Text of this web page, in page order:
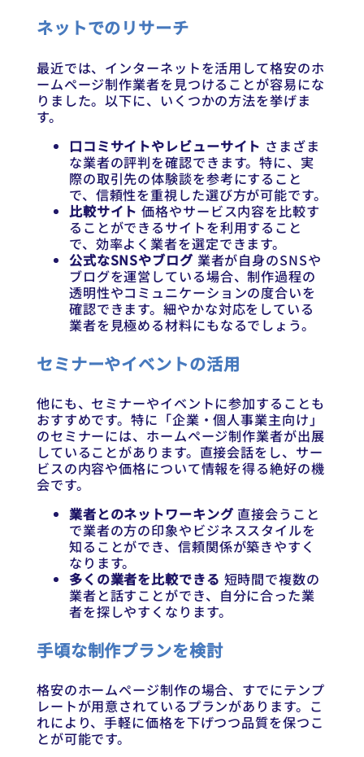
ネットでのリサーチ
最近では、インターネットを活用して格安のホ
ームページ制作業者を見つけることが容易にな
りました。以下に、いくつかの方法を挙げま
す。
口コミサイトやレビューサイト さまざま
な業者の評判を確認できます。特に、実
際の取引先の体験談を参考にすること
で、信頼性を重視した選び方が可能です。
比較サイト 価格やサービス内容を比較す
ることができるサイトを利用すること
で、効率よく業者を選定できます。
公式なSNSやブログ業者が自身のSNSや
ブログを運営している場合、制作過程の
透明性やコミュニケーションの度合いを
確認できます。細やかな対応をしている
業者を見極める材料にもなるでしょう。
セミナーやイベントの活用
他にも、セミナーやイベントに参加することも
おすすめです。特に「企業・個人事業主向け」
のセミナーには、ホームページ制作業者が出展
していることがあります。直接会話をし、サー
ビスの内容や価格について情報を得る絶好の機
会です。
業者とのネットワーキング直接会うこと
で業者の方の印象やビジネススタイルを
知ることができ、信頼関係が築きやすく
なります。
多くの業者を比較できる 短時間で複数の
業者と話すことができ、自分に合った業
者を探しやすくなります。
手頃な制作プランを検討
格安のホームページ制作の場合、すでにテンプ
レートが用意されているプランがあります。こ
れにより、手軽に価格を下げつつ品質を保つこ
とが可能です。